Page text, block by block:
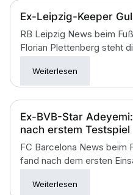
Ex-Leipzig-Keeper
RB Leipzig News beim
Florian Plettenberg steht
Weiterlesen
Ex-BVB-Star
nach erstem Testspiel
FC Barcelona News beim
fand nach dem ersten
Weiterlesen